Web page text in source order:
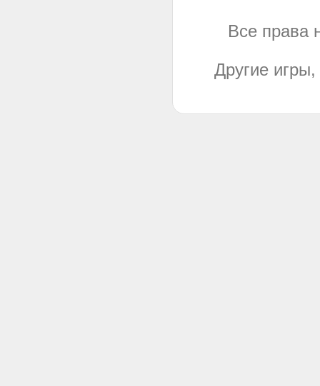
Все права
Другие